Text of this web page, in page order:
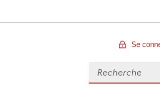
Se
Rechercher des